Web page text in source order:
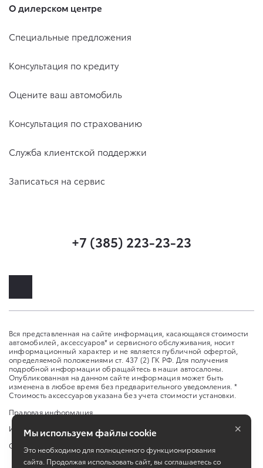
О дилерском центре
Специальные предложения
Консультация по кредиту
Оцените ваш автомобиль
Консультация по страхованию
Служба клиентской поддержки
Записаться на сервис
+7 (385) 223-23-23
Вся представленная на сайте информация, касающаяся стоимости
автомобилей, аксессуаров* и сервисного обслуживания, носит
информационный характер и не является публичной офертой,
определяемой положениями ст. 437 (2) ГК РФ. Для получения
подробной информации обращайтесь в наши автосалоны.
Опубликованная на данном сайте информация может быть
изменена в любое время без предварительного уведомления. *
Стоимость аксессуаров указана без учета стоимости установки.
Правовая информация
Изменить настройку cookies
Сбросить cookie
Мы используем файлы cookie
Это необходимо для полноценного функционирования
сайта. Продолжая использовать сайт, вы соглашаетесь со
×